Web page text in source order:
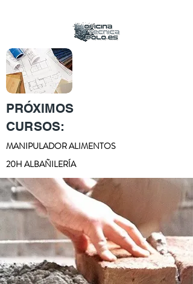
PRÓXIMOS
CURSOS:
MANIPULADOR ALIMENTOS
20H ALBAÑILERÍA